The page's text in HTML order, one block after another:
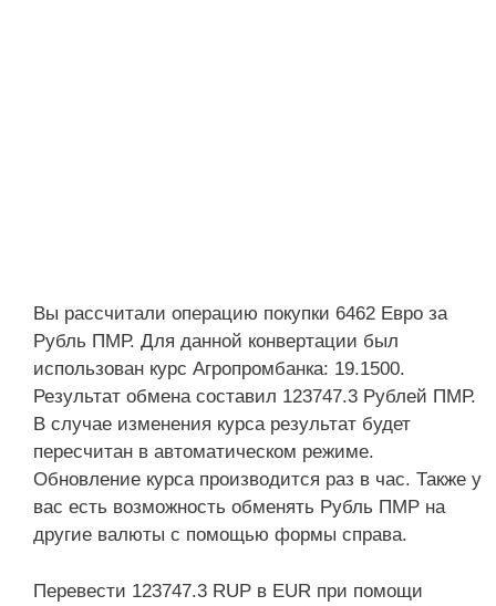
Вы рассчитали операцию покупки 6462 Евро за
Рубль ПМР. Для данной конвертации был
использован курс Агропромбанка: 19.1500.
Результат обмена составил 123747.3 Рублей ПМР.
В случае изменения курса результат будет
пересчитан в автоматическом режиме.
Обновление курса производится раз в час. Также у
вас есть возможность обменять Рубль ПМР на
другие валюты с помощью формы справа.
Перевести 123747.3 RUP в EUR при помощи